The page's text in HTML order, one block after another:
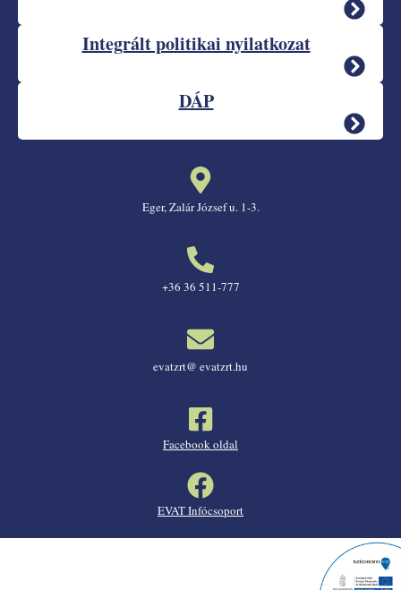
Integrált politikai nyilatkozat
DÁP
Eger, Zalár József u. 1-3.
+36 36 511-777
evatzrt@ evatzrt.hu
Facebook oldal
EVAT Infócsoport